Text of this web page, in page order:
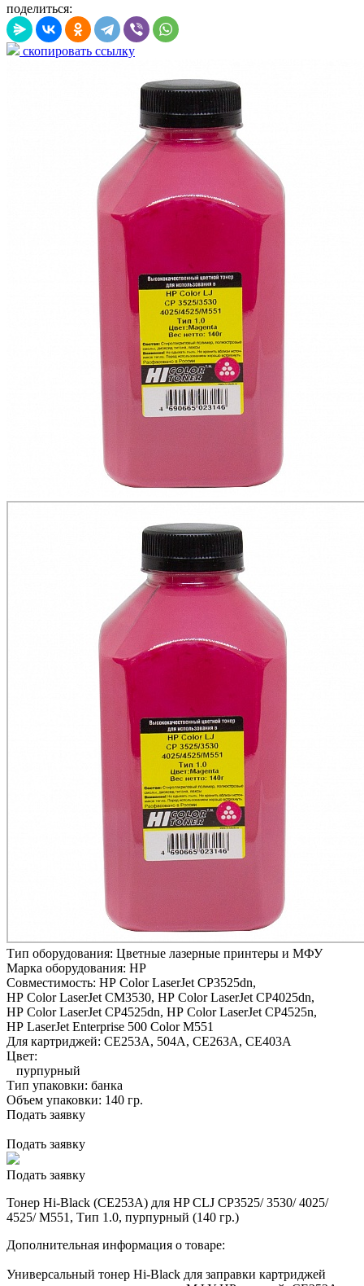
поделиться:
скопировать ссылку
Тип оборудования: Цветные лазерные принтеры и МФУ
Марка оборудования: HP
Совместимость: HP Color LaserJet CP3525dn,
HP Color LaserJet CM3530, HP Color LaserJet CP4025dn,
HP Color LaserJet CP4525dn, HP Color LaserJet CP4525n,
HP LaserJet Enterprise 500 Color M551
Для картриджей: CE253A, 504A, CE263A, CE403A
Цвет:
пурпурный
Тип упаковки: банка
Объем упаковки: 140 гр.
Подать заявку
Подать заявку
Подать заявку
Тонер Hi-Black (CE253A) для HP CLJ CP3525/ 3530/ 4025/
4525/ M551, Тип 1.0, пурпурный (140 гр.)
Дополнительная информация о товаре:
Универсальный тонер Hi-Black для заправки картриджей